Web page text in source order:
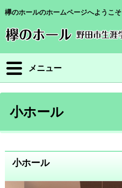
欅のホールのホームページへようこそ
メニュー
小ホール
小ホール